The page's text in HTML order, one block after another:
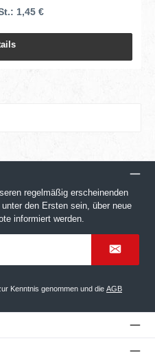
1,45 €
regelmäßig erscheinenden
den Ersten sein, über neue
informiert werden.
Kenntnis genommen und die AGB